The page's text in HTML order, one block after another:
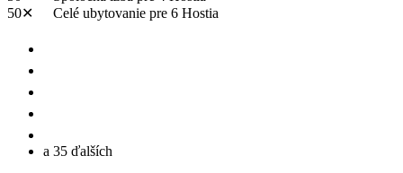
50✕
Celé ubytovanie pre 6 Hostia
a 35 ďalších